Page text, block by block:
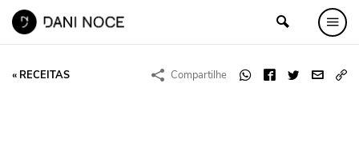
« RECEITAS Compartilhe